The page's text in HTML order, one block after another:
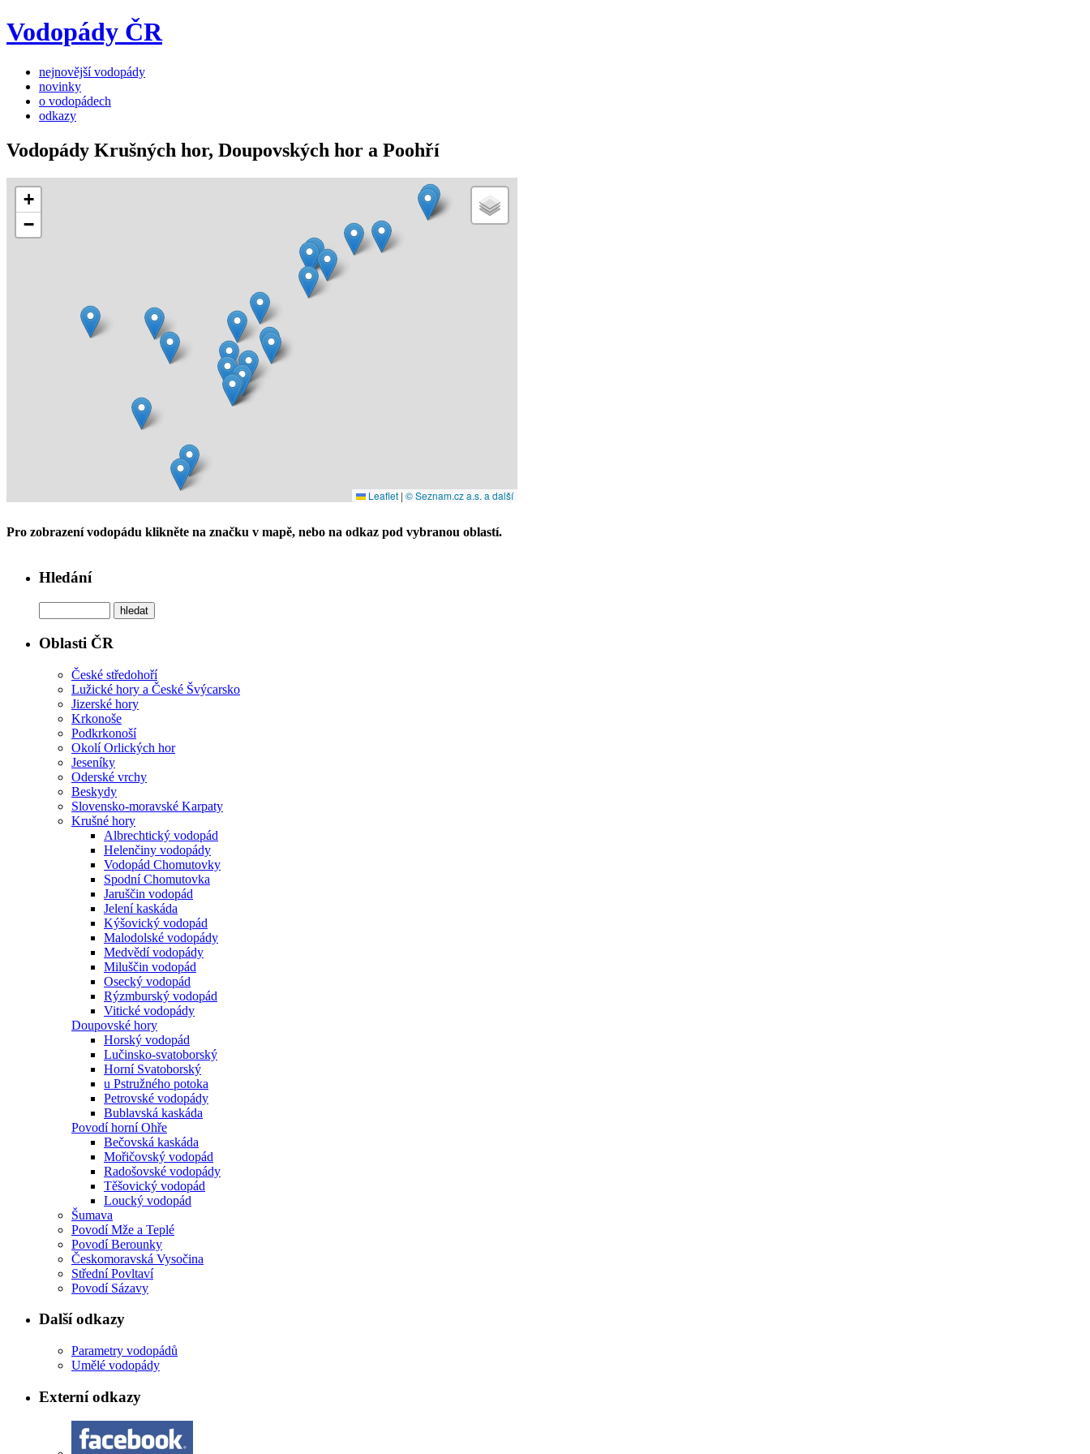
Vodopády ČR
nejnovější vodopády
novinky
o vodopádech
odkazy
Vodopády Krušných hor, Doupovských hor a Poohří
+
−
Leaflet | © Seznam.cz a.s. a další
Pro zobrazení vodopádu klikněte na značku v mapě, nebo na odkaz pod vybranou oblastí.
Hledání
Oblasti ČR
České středohoří
Lužické hory a České Švýcarsko
Jizerské hory
Krkonoše
Podkrkonoší
Okolí Orlických hor
Jeseníky
Oderské vrchy
Beskydy
Slovensko-moravské Karpaty
Krušné hory
Albrechtický vodopád
Helenčiny vodopády
Vodopád Chomutovky
Spodní Chomutovka
Jaruščin vodopád
Jelení kaskáda
Kýšovický vodopád
Malodolské vodopády
Medvědí vodopády
Miluščin vodopád
Osecký vodopád
Rýzmburský vodopád
Vitické vodopády
Doupovské hory
Horský vodopád
Lučinsko-svatoborský
Horní Svatoborský
u Pstružného potoka
Petrovské vodopády
Bublavská kaskáda
Povodí horní Ohře
Bečovská kaskáda
Mořičovský vodopád
Radošovské vodopády
Těšovický vodopád
Loucký vodopád
Šumava
Povodí Mže a Teplé
Povodí Berounky
Českomoravská Vysočina
Střední Povltaví
Povodí Sázavy
Další odkazy
Parametry vodopádů
Umělé vodopády
Externí odkazy